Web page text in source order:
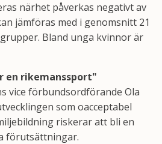
närhet påverkas negativt av
jämföras med i genomsnitt 21
Bland unga kvinnor är
en rikemanssport"
vice förbundsordförande Ola
som oacceptabel
riskerar att bli en
förutsättningar.